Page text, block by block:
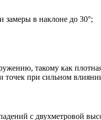
замеры в наклоне до 30°;
такому как
при сильном
с двухметровой